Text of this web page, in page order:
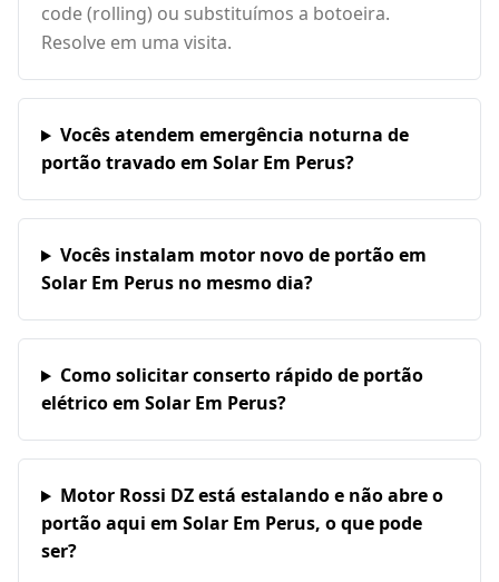
code (rolling) ou substituímos a botoeira.
Resolve em uma visita.
Vocês atendem emergência noturna de
portão travado em Solar Em Perus?
Vocês instalam motor novo de portão em
Solar Em Perus no mesmo dia?
Como solicitar conserto rápido de portão
elétrico em Solar Em Perus?
Motor Rossi DZ está estalando e não abre o
portão aqui em Solar Em Perus, o que pode
ser?